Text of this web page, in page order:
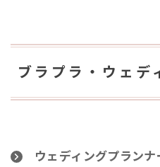
ブラプラ・ウェデ
ウェディングプランナ